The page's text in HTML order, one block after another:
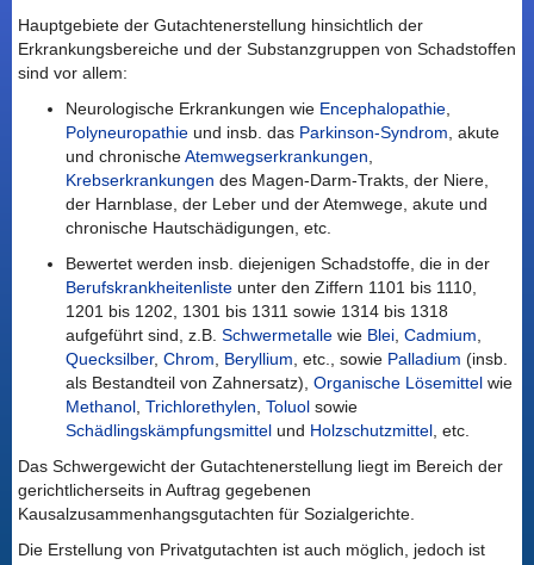
Hauptgebiete der Gutachtenerstellung hinsichtlich der
Erkrankungsbereiche und der Substanzgruppen von Schadstoffen
sind vor allem:
Neurologische Erkrankungen wie Encephalopathie
Polyneuropathie und insb. das Parkinson-Syndrom , akute
und chronischeAtemwegserkrankungen
Krebserkrankungen des Magen-Darm-Trakts, der Niere,
der Harnblase, der Leber und der Atemwege, akute und
chronische Hautschädigungen, etc.
Bewertet werden insb. diejenigen Schadstoffe, die in der
Berufskrankheitenliste unter den Ziffern 1101 bis 1110,
1201 bis 1202, 1301 bis 1311 sowie 1314 bis 1318
aufgeführt sind, z.B. Schwermetalle wie Blei Cadmium
Quecksilber, Chrom Beryllium , etc., sowie Palladium (insb.
als Bestandteil von Zahnersatz), Organische Lösemittel wie
Methanol Trichlorethylen Toluol sowie
Schädlingskämpfungsmittel und Holzschutzmittel , etc.
Das Schwergewicht der Gutachtenerstellung liegt im Bereich der
gerichtlicherseits in Auftrag gegebenen
Kausalzusammenhangsgutachten für Sozialgerichte.
Die Erstellung von Privatgutachten ist auch möglich, jedoch ist